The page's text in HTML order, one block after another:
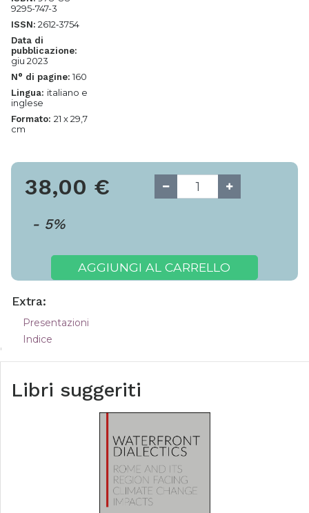
9295-747-3
ISSN: 2612‐3754
Data di
pubblicazione:
giu 2023
N° di pagine: 160
Lingua: italiano e
inglese
Formato: 21 x 29,7
cm
38,00 €
- 5%
AGGIUNGI AL CARRELLO
Extra:
Presentazioni
Indice
Libri suggeriti